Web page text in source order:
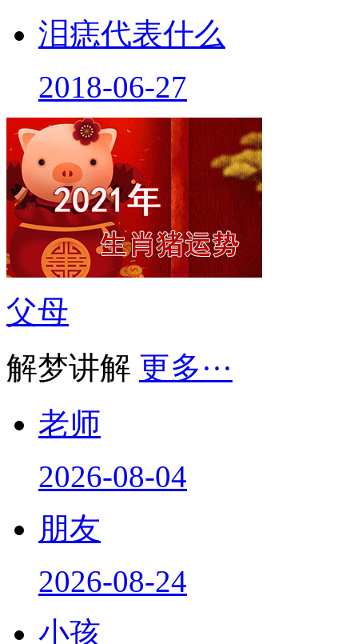
泪痣代表什么
2018-06-27
父母
解梦讲解 更多···
老师
2026-08-04
朋友
2026-08-24
小孩